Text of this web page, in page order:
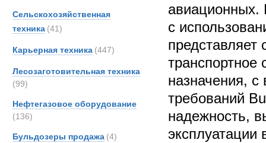
Сельскохозяйственная
техника (41)
Карьерная техника (447)
Лесозаготовительная техника
(99)
Нефтегазовое оборудование
(136)
Бульдозеры продажа (4)
авиационных.
с
представляет
транспортное
назначения,
требований
надежность,
эксплуатации